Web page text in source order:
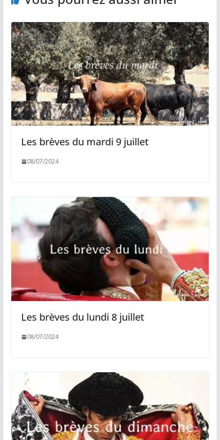
Les brèves du mardi 9 juillet
08/07/2024
Les brèves du lundi 8 juillet
08/07/2024